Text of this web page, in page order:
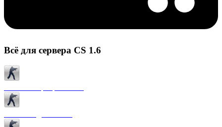
Всё для сервера CS 1.6